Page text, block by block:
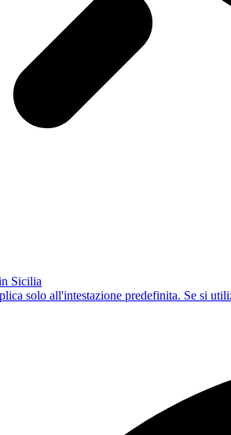
solo all'intestazione predefinita. Se si